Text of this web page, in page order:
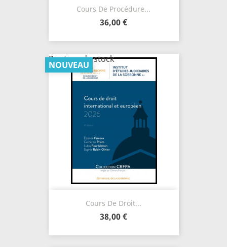
Cours De Procédure...
36,00 €
Cours De Droit...
38,00 €
NOUVEAU
Rupture de stock